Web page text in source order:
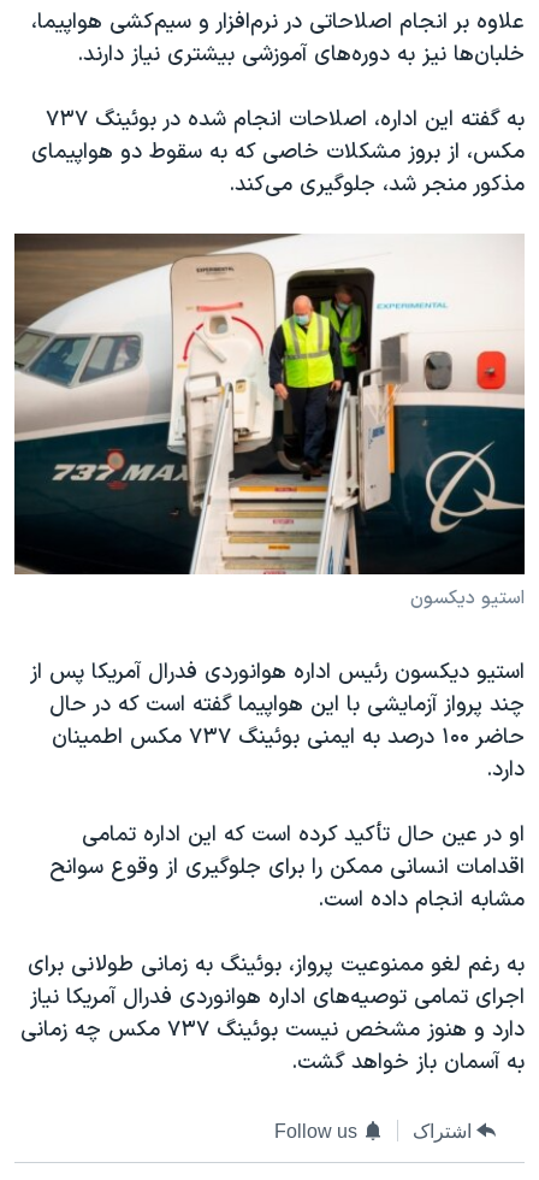
علاوه بر انجام اصلاحاتی در نرم‌افزار و سیم‌کشی هواپیما،
خلبان‌ها نیز به دوره‌های آموزشی بیشتری نیاز دارند.
به گفته این اداره، اصلاحات انجام شده در بوئینگ ۷۳۷
مکس، از بروز مشکلات خاصی که به سقوط دو هواپیمای
مذکور منجر شد، جلوگیری می‌کند.
استیو دیکسون
استیو دیکسون رئیس اداره هوانوردی فدرال آمریکا پس از
چند پرواز آزمایشی با این هواپیما گفته است که در حال
حاضر ۱۰۰ درصد به ایمنی بوئینگ ۷۳۷ مکس اطمینان
دارد.
او در عین حال تأکید کرده است که این اداره تمامی
اقدامات انسانی ممکن را برای جلوگیری از وقوع سوانح
مشابه انجام داده است.
به رغم لغو ممنوعیت پرواز، بوئینگ به زمانی طولانی برای
اجرای تمامی توصیه‌های اداره هوانوردی فدرال آمریکا نیاز
دارد و هنوز مشخص نیست بوئینگ ۷۳۷ مکس چه زمانی
به آسمان باز خواهد گشت.
اشتراک Follow us